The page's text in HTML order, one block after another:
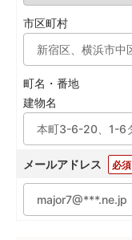
市区町村
町名・番地
建物名
メールアドレス 必須